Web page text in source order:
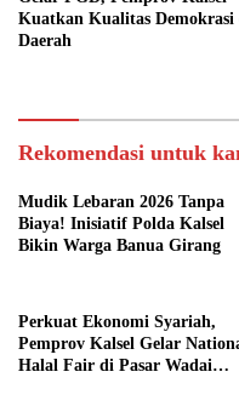
Kuatkan Kualitas Demokrasi
Daerah
Rekomendasi untuk
Mudik Lebaran 2026 Tanpa
Biaya! Inisiatif Polda Kalsel
Bikin Warga Banua Girang
Perkuat Ekonomi Syariah,
Pemprov Kalsel Gelar
Halal Fair di Pasar Wadai